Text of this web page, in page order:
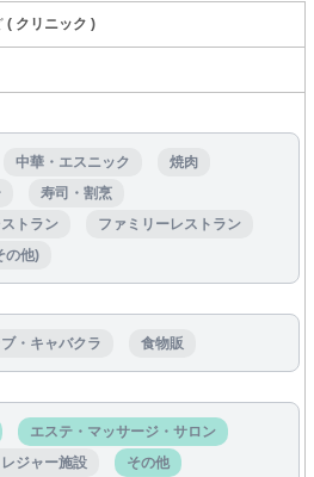
( クリニック)
中華・エスニック
焼肉
寿司・割烹
ストラン
ファミリーレストラン
の他)
・キャバクラ 食物販
エステ・マッサージ・サロン
ジャー施設 その他